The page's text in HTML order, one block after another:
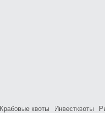
Крабовые квоты Инвестквоты